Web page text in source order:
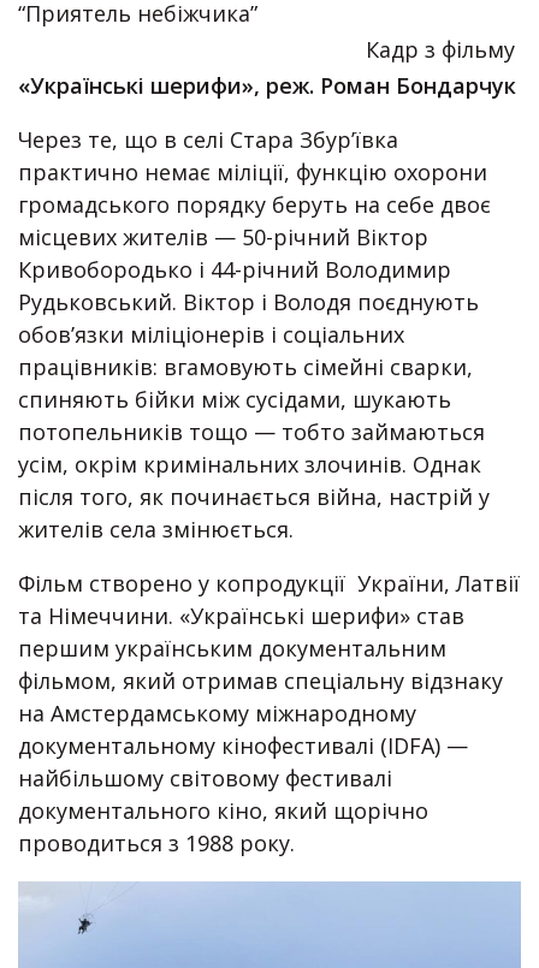
“Приятель небіжчика”
Кадр з фільму
«Українські шерифи», реж. Роман Бондарчук
Через те, що в селі Стара Збур’ївка
практично немає міліції, функцію охорони
громадського порядку беруть на себе двоє
місцевих жителів — 50-річний Віктор
Кривобородько і 44-річний Володимир
Рудьковський. Віктор і Володя поєднують
обов’язки міліціонерів і соціальних
працівників: вгамовують сімейні сварки,
спиняють бійки між сусідами, шукають
потопельників тощо — тобто займаються
усім, окрім кримінальних злочинів. Однак
після того, як починається війна, настрій у
жителів села змінюється.
Фільм створено у копродукції України, Латвії
та Німеччини. «Українські шерифи» став
першим українським документальним
фільмом, який отримав спеціальну відзнаку
на Амстердамському міжнародному
документальному кінофестивалі (IDFA) —
найбільшому світовому фестивалі
документального кіно, який щорічно
проводиться з 1988 року.